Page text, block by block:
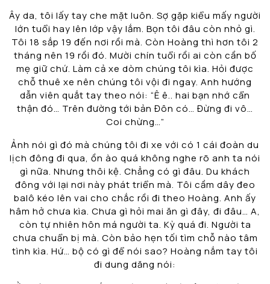
Ây da, tôi lấy tay che mặt luôn. Sợ gặp kiểu mấy người
lớn tuổi hay lên lớp vậy lắm. Bọn tôi đâu còn nhỏ gì.
Tôi 18 sắp 19 đến nơi rồi mà. Còn Hoàng thì hơn tôi 2
tháng nên 19 rồi đó. Mười chín tuổi rồi ai còn cần bố
mẹ giữ chứ. Làm cả xe dòm chúng tôi kìa. Hỏi được
chỗ thuê xe nên chúng tôi vội đi ngay. Anh hướng
dẫn viên quắt tay theo nói: “Ê ê.. hai bạn nhớ cẩn
thận đó… Trên đường tới bản Đôn có… Đừng đi vô…
Coi chừng…”
Ảnh nói gì đó mà chúng tôi đi xe với có 1 cái đoàn du
lịch đông đi qua, ồn ào quá không nghe rõ anh ta nói
gì nữa. Nhưng thôi kệ. Chẳng có gì đâu. Du khách
đông với lại nơi này phát triển mà. Tôi cầm dây đeo
balô kéo lên vai cho chắc rồi đi theo Hoàng. Anh ấy
hâm hở chưa kìa. Chưa gì hỏi mai ăn gì đây, đi đâu… A,
còn tự nhiên hôn má người ta. Kỳ quá đi. Người ta
chưa chuẩn bị mà. Còn bảo hẹn tối tìm chỗ nào tâm
tình kìa. Hứ… bộ có gì để nói sao? Hoàng nắm tay tôi
đi dung dăng nói: